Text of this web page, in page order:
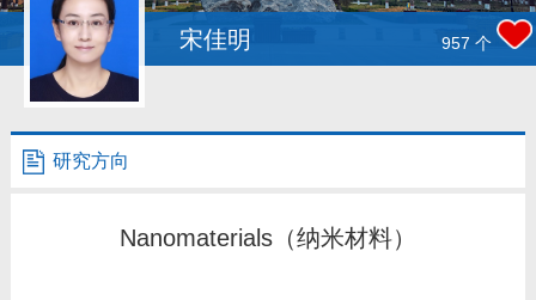
成员信息
活动相册
招生信息
宋佳明 957 个
研究方向
Nanomaterials（纳米材料）